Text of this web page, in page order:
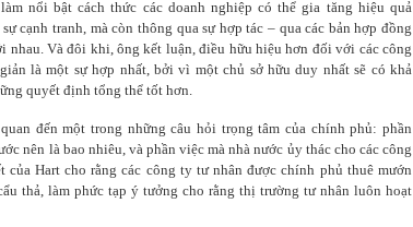
nổi bật cách thức các doanh nghiệp có thể gia tăng hiệu quả
cạnh tranh, mà còn thông qua sự hợp tác – qua các bản hợp đồng
nhau. Và đôi khi, ông kết luận, điều hữu hiệu hơn đối với các công
là một sự hợp nhất, bởi vì một chủ sở hữu duy nhất sẽ có khả
quyết định tổng thể tốt hơn.
đến một trong những câu hỏi trọng tâm của chính phủ: phần
nên là bao nhiêu, và phần việc mà nhà nước ủy thác cho các công
Hart cho rằng các công ty tư nhân được chính phủ thuê mướn
thả, làm phức tạp ý tưởng cho rằng thị trường tư nhân luôn hoạt